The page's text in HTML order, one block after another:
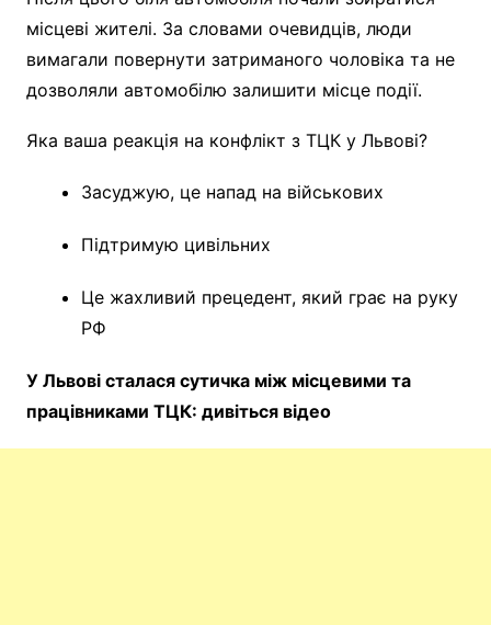
місцеві жителі. За словами очевидців, люди
вимагали повернути затриманого чоловіка та не
дозволяли автомобілю залишити місце події.
Яка ваша реакція на конфлікт з ТЦК у Львові?
Засуджую, це напад на військових
Підтримую цивільних
Це жахливий прецедент, який грає на руку
РФ
У Львові сталася сутичка між місцевими та
працівниками ТЦК: дивіться відео